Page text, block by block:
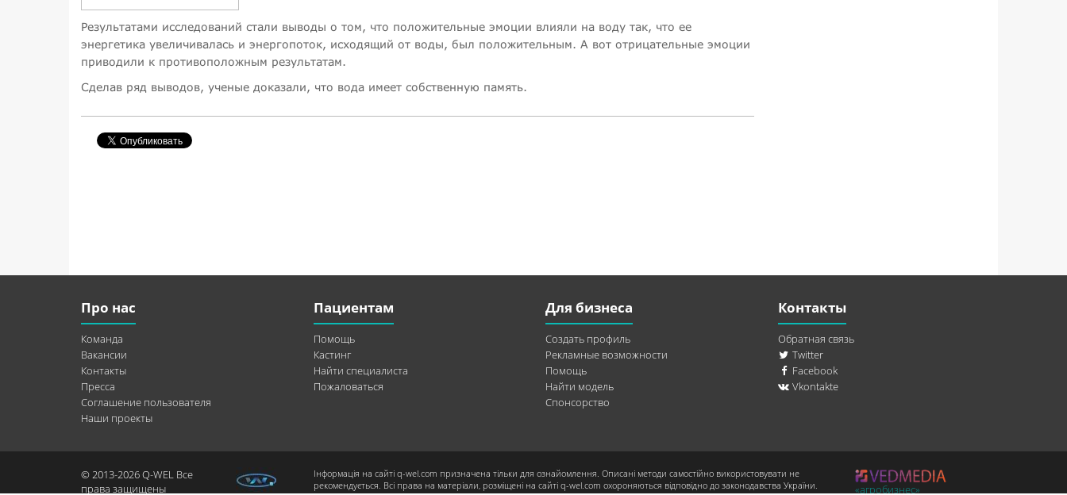
Результатами исследований стали выводы о том, что положительные эмоции влияли на воду так, что ее
энергетика увеличивалась и энергопоток, исходящий от воды, был положительным. А вот отрицательные эмоции
приводили к противоположным результатам.
Сделав ряд выводов, ученые доказали, что вода имеет собственную память.
Про нас
Команда
Вакансии
Контакты
Пресса
Соглашение пользователя
Наши проекты
Пациентам
Помощь
Кастинг
Найти специалиста
Пожаловаться
Для бизнеса
Создать профиль
Рекламные возможности
Помощь
Найти модель
Спонсорство
Контакты
Обратная связь
Twitter
Facebook
Vkontakte
© 2013-2026 Q-WEL Все
права защищены
Інформація на сайті q-wel.com призначена тільки для ознайомлення. Описані методи самостійно використовувати не
рекомендується. Всі права на матеріали, розміщені на сайті q-wel.com охороняються відповідно до законодавства України.
«агробизнес»